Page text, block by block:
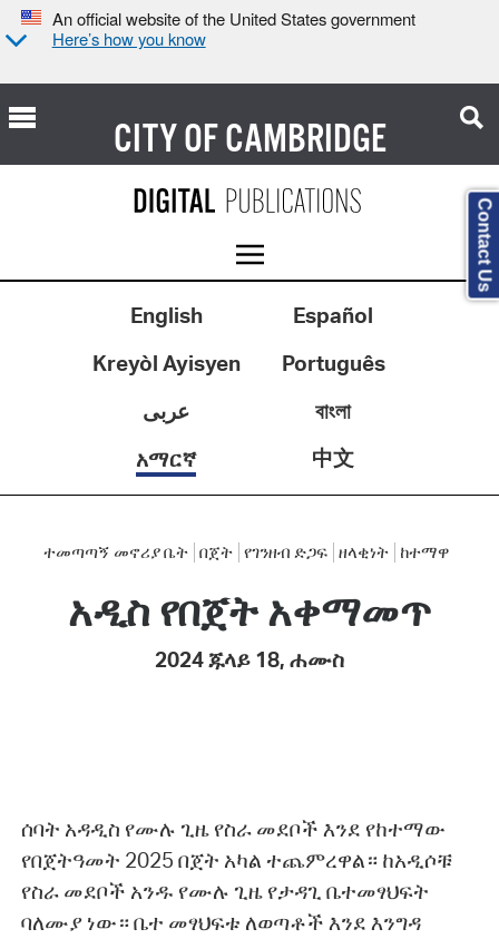
An official website of the United States government
Here’s how you know
CITY OFCAMBRIDGE
English
Español
Kreyòl Ayisyen
Português
عربى
বাংলা
አማርኛ
中文
ተመጣጣኝ መኖሪያ ቤት በጀት የገንዘብ ድጋፍ ዘላቂነት ከተማዋ
አዲስ የበጀት አቀማመጥ
2024 ጁላይ 18, ሐሙስ
ሰባት አዳዲስ የሙሉ ጊዜ የስራ መደቦች እንደ የከተማው
የበጀትዓመት 2025 በጀት አካል ተጨምረዋል። ከአዲሶቹ
የስራ መደቦች አንዱ የሙሉ ጊዜ የታዳጊ ቤተመፃህፍት
ባለሙያ ነው። ቤተ መፃህፍቱ ለወጣቶች እንደ እንግዳ
Contact Us